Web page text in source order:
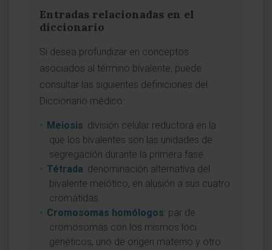
Entradas relacionadas en el
diccionario
Si desea profundizar en conceptos
asociados al término bivalente, puede
consultar las siguientes definiciones del
Diccionario médico:
Meiosis: división celular reductora en la
que los bivalentes son las unidades de
segregación durante la primera fase.
Tétrada: denominación alternativa del
bivalente meiótico, en alusión a sus cuatro
cromátidas.
Cromosomas homólogos: par de
cromosomas con los mismos loci
genéticos, uno de origen materno y otro